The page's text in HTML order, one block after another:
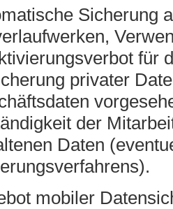
Sicherung
für
privater
der
Daten
mobiler